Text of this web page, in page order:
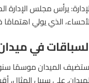
يرأس مجلس
الذي يولي
في
الميدان موسمًا
على سبيل المثال، أقيم الحفل